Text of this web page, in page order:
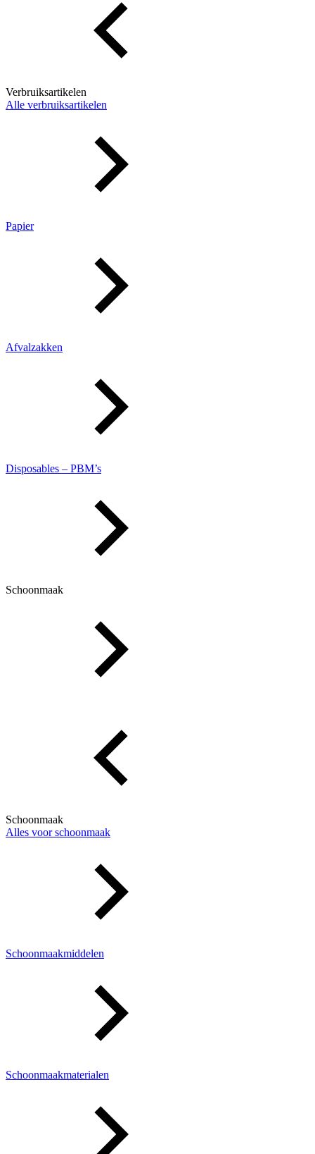
Verbruiksartikelen
Alle verbruiksartikelen
Papier
Afvalzakken
Disposables – PBM’s
Schoonmaak
Schoonmaak
Alles voor schoonmaak
Schoonmaakmiddelen
Schoonmaakmaterialen